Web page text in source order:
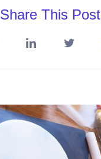
Share This Post